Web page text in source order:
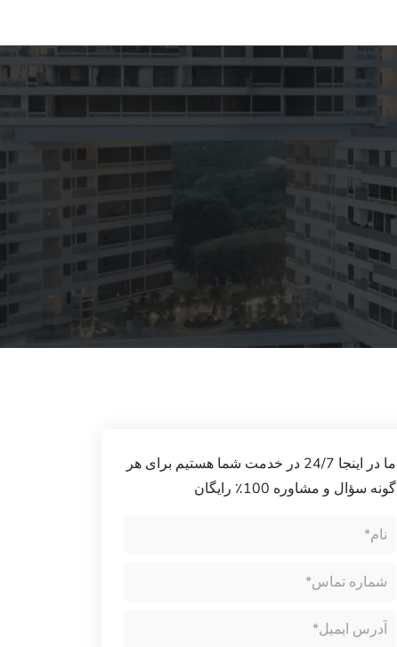
ما در اینجا 24/7 در خدمت شما هستیم برای هر
گونه سؤال و مشاوره 100٪ رایگان